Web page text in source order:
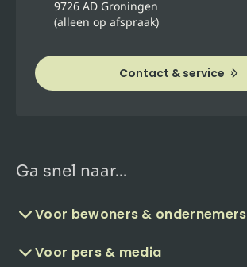
9726 AD Groningen
(alleen op afspraak)
Contact & service
Ga snel naar...
Voor bewoners & ondernemers
Voor pers & media